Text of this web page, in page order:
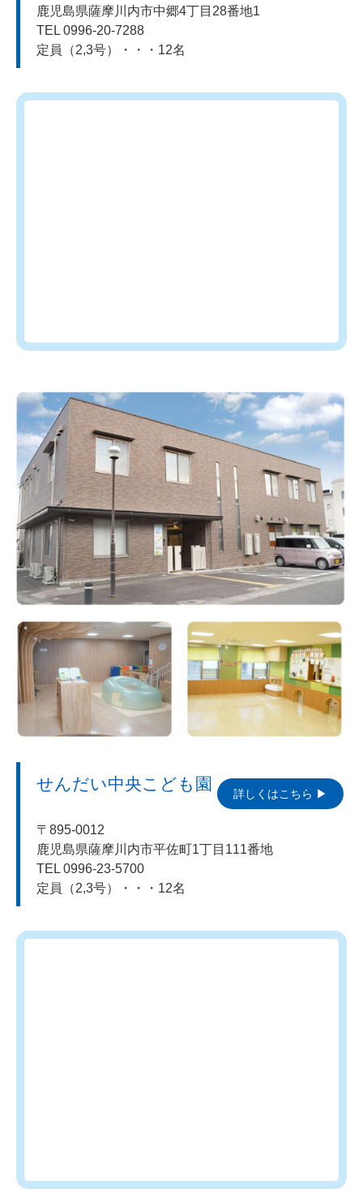
鹿児島県薩摩川内市中郷4丁目28番地1
TEL 0996-20-7288
定員（2,3号）・・・12名
せんだい中央こども園
詳しくはこちら
〒895-0012
鹿児島県薩摩川内市平佐町1丁目111番地
TEL 0996-23-5700
定員（2,3号）・・・12名